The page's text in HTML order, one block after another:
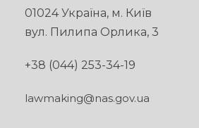
01024 Україна, м. Київ
вул. Пилипа Орлика, 3
+38 (044) 253-34-19
lawmaking@nas.gov.ua